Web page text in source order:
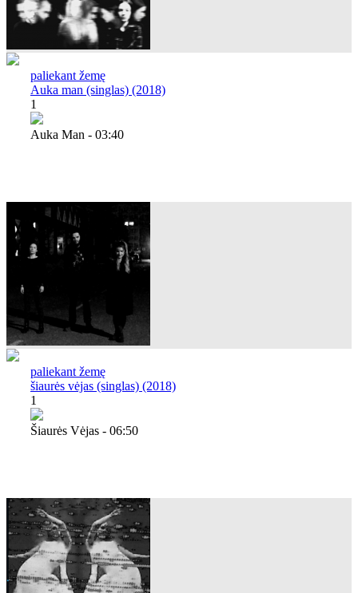
paliekant žemę
Auka man (singlas) (2018)
1
Auka Man - 03:40
paliekant žemę
šiaurės vėjas (singlas) (2018)
1
Šiaurės Vėjas - 06:50